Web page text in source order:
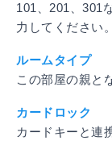
101、201、301
力してください。
ルームタイプ
この部屋の親と
カードロック
カードキーと連